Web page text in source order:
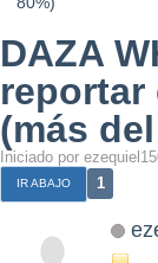
DAZA
reportar
(más
Iniciado por
IR ABAJO 1